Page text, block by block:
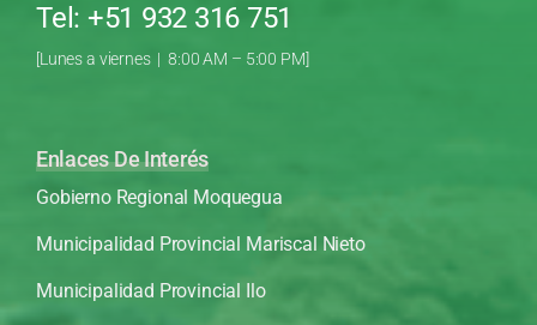
Tel: +51 932 316 751
[Lunes a viernes | 8:00 AM – 5:00 PM]
Enlaces De Interés
Gobierno Regional Moquegua
Municipalidad Provincial Mariscal Nieto
Municipalidad Provincial Ilo